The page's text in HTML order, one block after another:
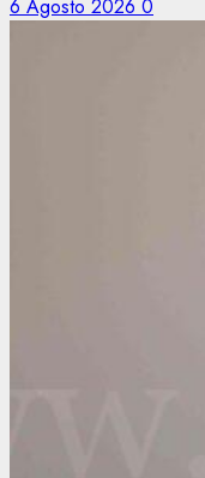
6 Agosto 2026 0